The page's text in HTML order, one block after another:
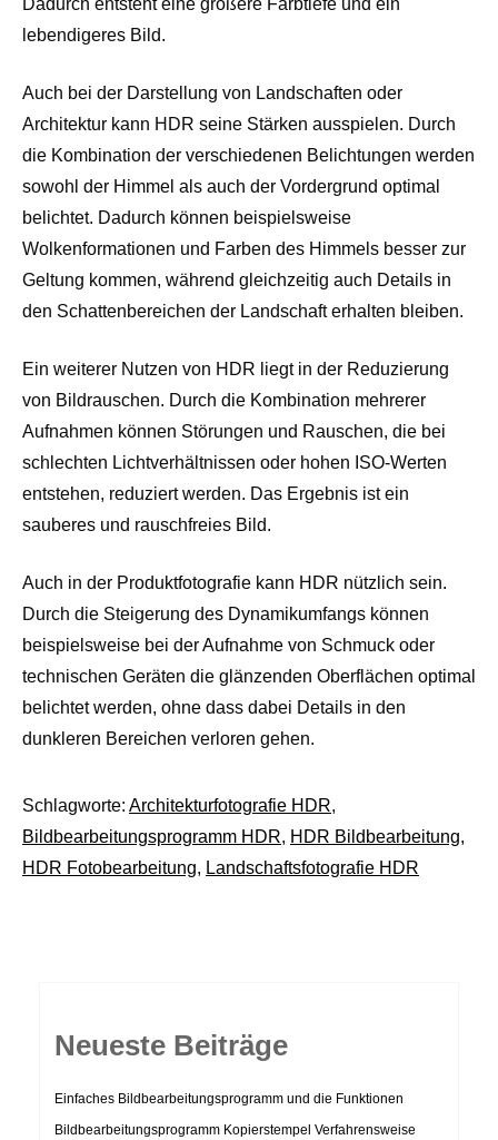
Dadurch entsteht eine größere Farbtiefe und ein
lebendigeres Bild.
Auch bei der Darstellung von Landschaften oder
Architektur kann HDR seine Stärken ausspielen. Durch
die Kombination der verschiedenen Belichtungen werden
sowohl der Himmel als auch der Vordergrund optimal
belichtet. Dadurch können beispielsweise
Wolkenformationen und Farben des Himmels besser zur
Geltung kommen, während gleichzeitig auch Details in
den Schattenbereichen der Landschaft erhalten bleiben.
Ein weiterer Nutzen von HDR liegt in der Reduzierung
von Bildrauschen. Durch die Kombination mehrerer
Aufnahmen können Störungen und Rauschen, die bei
schlechten Lichtverhältnissen oder hohen ISO-Werten
entstehen, reduziert werden. Das Ergebnis ist ein
sauberes und rauschfreies Bild.
Auch in der Produktfotografie kann HDR nützlich sein.
Durch die Steigerung des Dynamikumfangs können
beispielsweise bei der Aufnahme von Schmuck oder
technischen Geräten die glänzenden Oberflächen optimal
belichtet werden, ohne dass dabei Details in den
dunkleren Bereichen verloren gehen.
Schlagworte: Architekturfotografie HDR,
Bildbearbeitungsprogramm HDR, HDR Bildbearbeitung,
HDR Fotobearbeitung, Landschaftsfotografie HDR
Neueste Beiträge
Einfaches Bildbearbeitungsprogramm und die Funktionen
Bildbearbeitungsprogramm Kopierstempel Verfahrensweise